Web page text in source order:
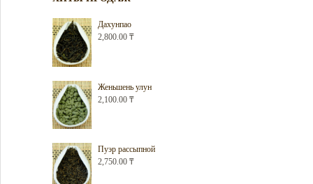
Дахунпао
2,800.00 ₸
Женьшень улун
2,100.00 ₸
Пуэр рассыпной
2,750.00 ₸